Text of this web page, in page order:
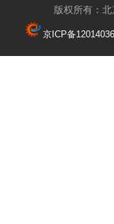
版权所有：
京ICP备